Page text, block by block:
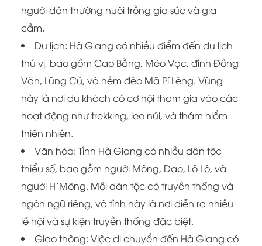
người dân thường nuôi trồng gia súc và gia
cầm.
Du lịch: Hà Giang có nhiều điểm đến du lịch
thú vị, bao gồm Cao Bằng, Mèo Vạc, đỉnh Đồng
Văn, Lũng Cú, và hẻm đèo Mã Pí Lèng. Vùng
này là nơi du khách có cơ hội tham gia vào các
hoạt động như trekking, leo núi, và thám hiểm
thiên nhiên.
Văn hóa: Tỉnh Hà Giang có nhiều dân tộc
thiểu số, bao gồm người Mông, Dao, Lô Lô, và
người H’Mông. Mỗi dân tộc có truyền thống và
ngôn ngữ riêng, và tỉnh này là nơi diễn ra nhiều
lễ hội và sự kiện truyền thống đặc biệt.
Giao thông: Việc di chuyển đến Hà Giang có